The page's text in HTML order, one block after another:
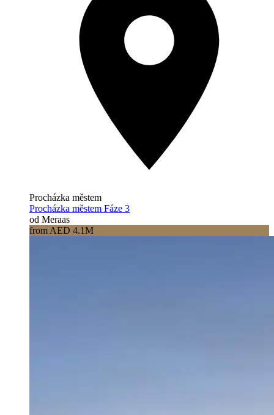
Procházka městem
Procházka městem Fáze 3
od Meraas
from AED 4.1M